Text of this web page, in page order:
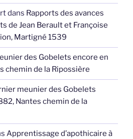
dans Rapports des avances
de Jean Berault et Françoise
Martigné 1539
des Gobelets encore en
chemin de la Ripossière
meunier des Gobelets
Nantes chemin de la
Apprentissage d’apothicaire à